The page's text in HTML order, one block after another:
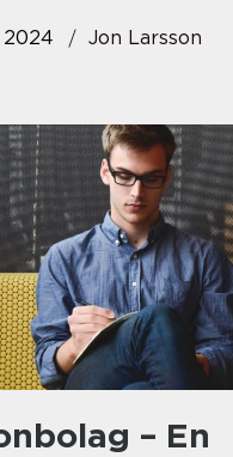
2024
Jon Larsson
– En